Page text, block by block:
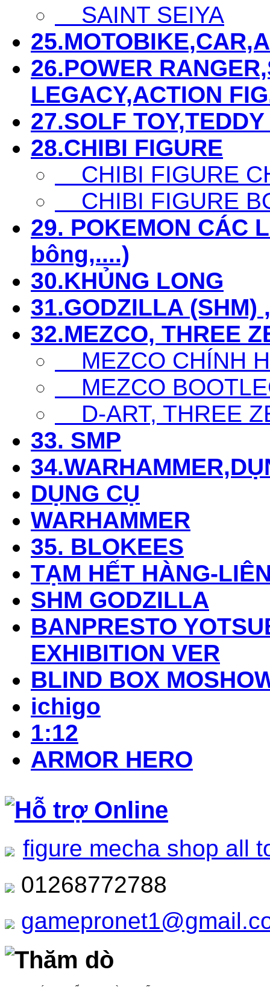
SAINT SEIYA
26.POWER
LEGACY,ACTION
27.SOLF
28.CHIBI FIGURE
CHIBI FIGURE
CHIBI FIGURE
29. POKEMON CÁC
bông,....)
30.KHỦNG LONG
31.GODZILLA (SHM)
32.MEZCO, THREE
MEZCO CHÍNH
MEZCO
D-ART, THREE
33. SMP
DỤNG CỤ
WARHAMMER
35. BLOKEES
TẠM HẾT HÀNG-
SHM GODZILLA
BANPRESTO
EXHIBITION VER
BLIND BOX
ichigo
1:12
ARMOR HERO
Hỗ trợ Online
figure mecha shop all
01268772788
Thăm dò